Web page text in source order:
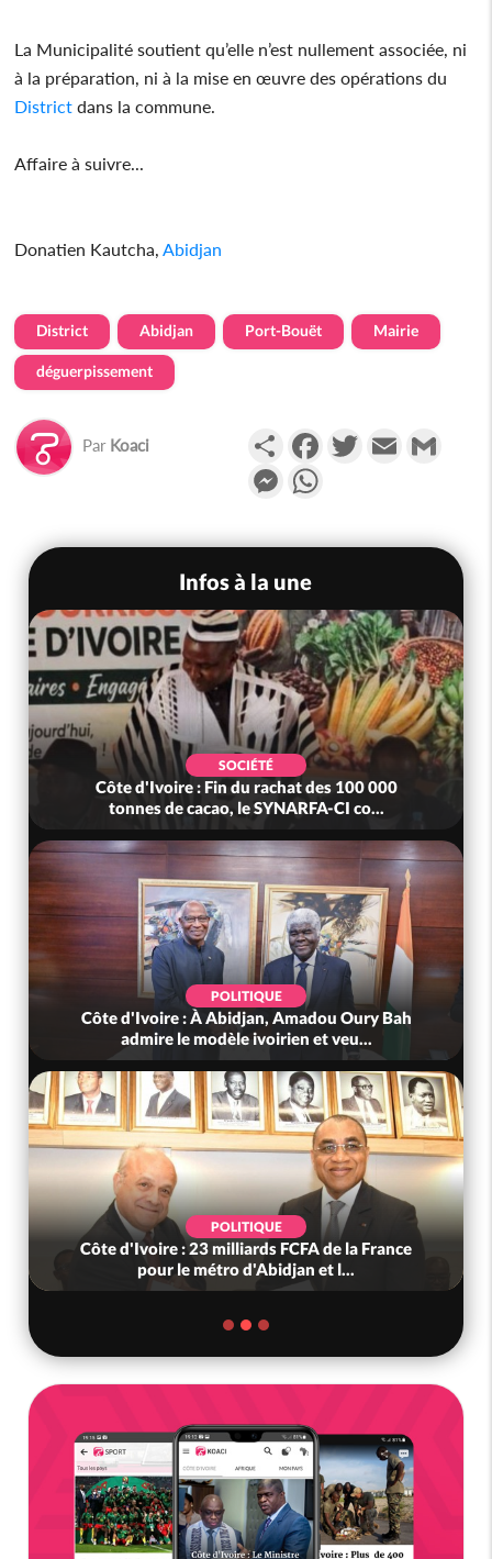
La Municipalité soutient qu’elle n’est nullement associée, ni
à la préparation, ni à la mise en œuvre des opérations du
District dans la commune.
Affaire à suivre...
Donatien Kautcha,Abidjan
District Abidjan Port-Bouët Mairie
déguerpissement
Par Koaci PartagerFacebookTwitterEmail
Messenger
Infos à la une
SOCIÉTÉ
Côte d'Ivoire : Fin du rachat des 100 000
tonnes de cacao, le SYNARFA-CI co...
POLITIQUE
Côte d'Ivoire : À Abidjan, Amadou Oury Bah
admire le modèle ivoirien et veu...
POLITIQUE
Côte d'Ivoire : 23 milliards FCFA de la France
pour le métro d'Abidjan et l...